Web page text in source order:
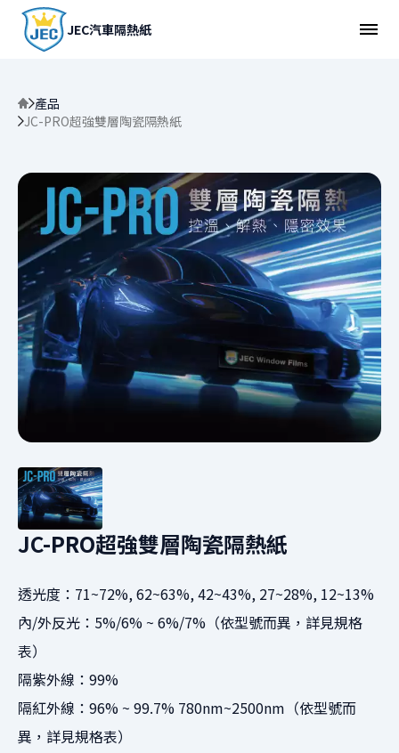
JEC汽車隔熱紙
產品
JC-PRO超強雙層陶瓷隔熱紙
JC-PRO超強雙層陶瓷隔熱紙
透光度：71~72%, 62~63%, 42~43%, 27~28%, 12~13%
內/外反光：5%/6% ~ 6%/7%（依型號而異，詳見規格
表）
隔紫外線：99%
隔紅外線：96% ~ 99.7% 780nm~2500nm（依型號而
異，詳見規格表）